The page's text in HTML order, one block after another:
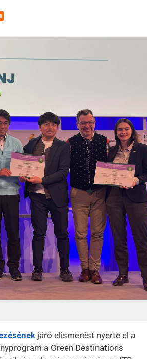
window
new window
in a new window
járó elismerést nyerte el a
a Green Destinations